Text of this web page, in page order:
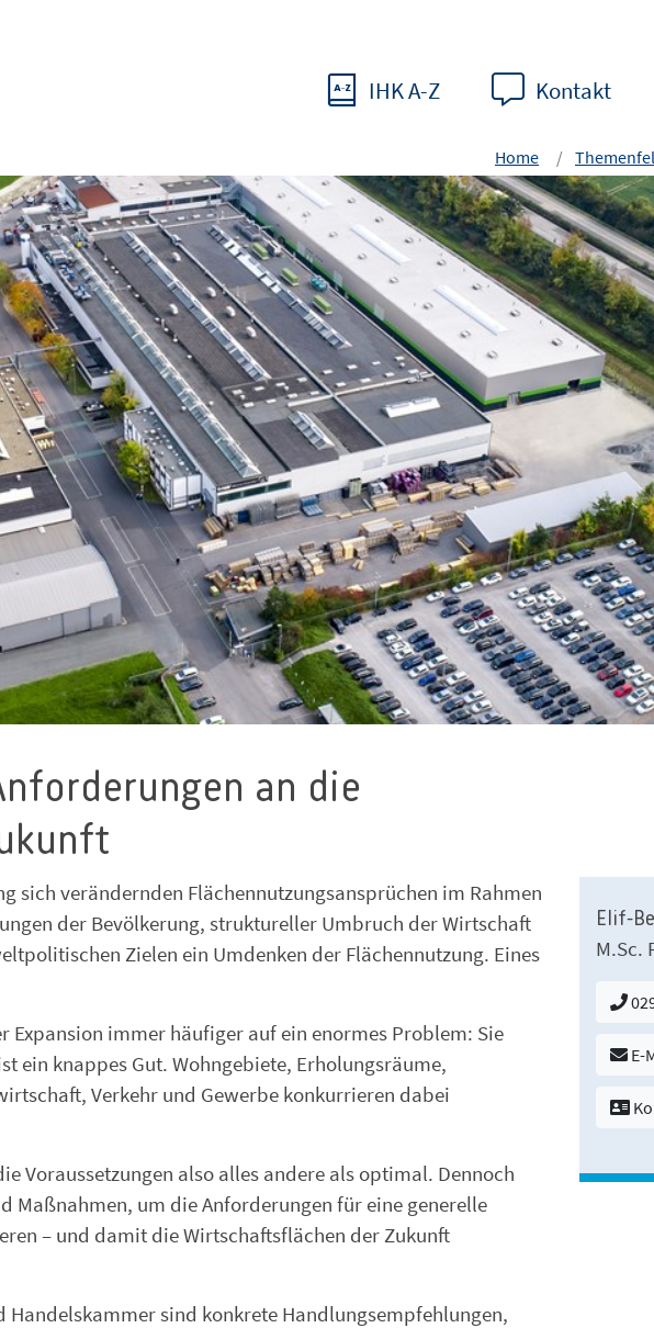
IHK A-Z Kontakt
Home
an die
sich verändernden Flächennutzungsansprüchen im Rahmen
der Bevölkerung, struktureller Umbruch der Wirtschaft
Zielen ein Umdenken der Flächennutzung. Eines
Expansion immer häufiger auf ein enormes Problem: Sie
ein knappes Gut. Wohngebiete, Erholungsräume,
Verkehr und Gewerbe konkurrieren dabei
Voraussetzungen also alles andere als optimal. Dennoch
Maßnahmen, um die Anforderungen für eine generelle
– und damit die Wirtschaftsflächen der Zukunft
sind konkrete Handlungsempfehlungen,
Elif-
M.Sc.
E-